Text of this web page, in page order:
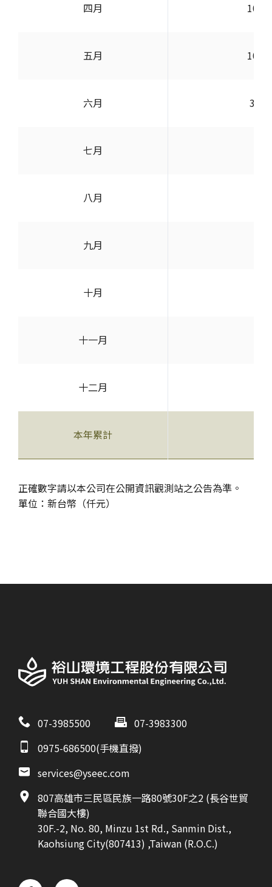
四月
五月
六月
七月
八月
九月
十月
十一月
十二月
本年累計
正確數字請以本公司在公開資訊觀測站之公告為準。
單位：新台幣（仟元）
07-3985500
07-3983300
0975-686500(手機直撥)
services@yseec.com
807高雄市三民區民族一路80號30F之2 (長谷世貿
聯合國大樓)
30F.-2, No. 80, Minzu 1st Rd., Sanmin Dist.,
Kaohsiung City(807413) ,Taiwan (R.O.C.)